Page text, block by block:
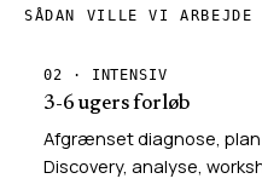
SÅDAN VILLE VI ARBEJDE
02 · INTENSIV
3-6 ugers forløb
Afgrænset diagnose, plan
Discovery, analyse,